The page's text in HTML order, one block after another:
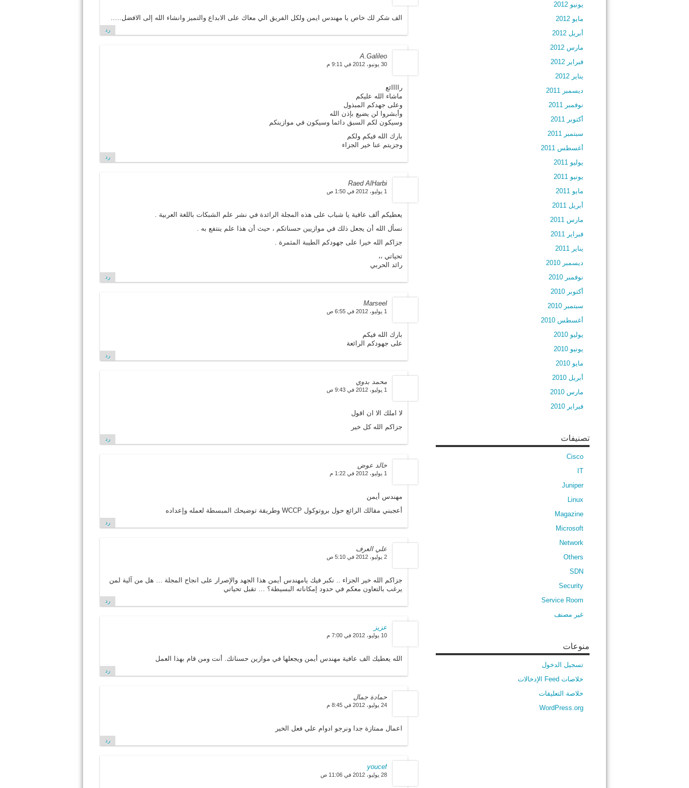
الف شكر لك خاص يا مهندس ايمن ولكل الفريق الي معاك على الابداع والتميز وانشاء الله إلى الافضل…..
رد
A.Galileo
30 يونيو، 2012 في 9:11 م
راااائع
ماشاء الله عليكم
وعلى جهدكم المبذول
وأبشروا لن يضيع بإذن الله
وسيكون لكم السبق دائما وسيكون في موازينكم
بارك الله فيكم ولكم
وجزيتم عنا خير الجزاء
رد
Raed AlHarbi
1 يوليو، 2012 في 1:50 ص
يعطيكم ألف عافية يا شباب على هذه المجلة الرائدة في نشر علم الشبكات باللغة العربية .
نسأل الله أن يجعل ذلك في موازيين حسناتكم ، حيث أن هذا علم ينتفع به .
جزاكم الله خيرا على جهودكم الطيبة المثمرة .
تحياتي ،،
رائد الحربي
رد
Marseel
1 يوليو، 2012 في 6:55 ص
بارك الله فيكم
على جهودكم الرائعة
رد
محمد بدوي
1 يوليو، 2012 في 9:43 ص
لا املك الا ان اقول
جزاكم الله كل خير
رد
خالد عوض
1 يوليو، 2012 في 1:22 م
مهندس أيمن
أعجبني مقالك الرائع حول بروتوكول WCCP وطريقة توضيحك المبسطة لعمله وإعداده
رد
علي العرف
2 يوليو، 2012 في 5:10 ص
جزاكم الله خير الجزاء .. نكبر فيك يامهندس أيمن هذا الجهد والإصرار على انجاح المجلة … هل من آلية لمن
يرغب بالتعاون معكم في حدود إمكاناته البسيطة؟ … تقبل تحياتي
رد
عزيز
10 يوليو، 2012 في 7:00 م
الله يعطيك الف عافية مهندس أيمن ويجعلها في موازين حسناتك. أنت ومن قام بهذا العمل
رد
حمادة جمال
24 يوليو، 2012 في 8:45 م
اعمال ممتازة جدا ونرجو ادوام علي فعل الخير
رد
youcef
28 يوليو، 2012 في 11:06 ص
يونيو 2012
مايو 2012
أبريل 2012
مارس 2012
فبراير 2012
يناير 2012
ديسمبر 2011
نوفمبر 2011
أكتوبر 2011
سبتمبر 2011
أغسطس 2011
يوليو 2011
يونيو 2011
مايو 2011
أبريل 2011
مارس 2011
فبراير 2011
يناير 2011
ديسمبر 2010
نوفمبر 2010
أكتوبر 2010
سبتمبر 2010
أغسطس 2010
يوليو 2010
يونيو 2010
مايو 2010
أبريل 2010
مارس 2010
فبراير 2010
تصنيفات
Cisco
IT
Juniper
Linux
Magazine
Microsoft
Network
Others
SDN
Security
Service Room
غير مصنف
منوعات
تسجيل الدخول
خلاصات Feed الإدخالات
خلاصة التعليقات
WordPress.org